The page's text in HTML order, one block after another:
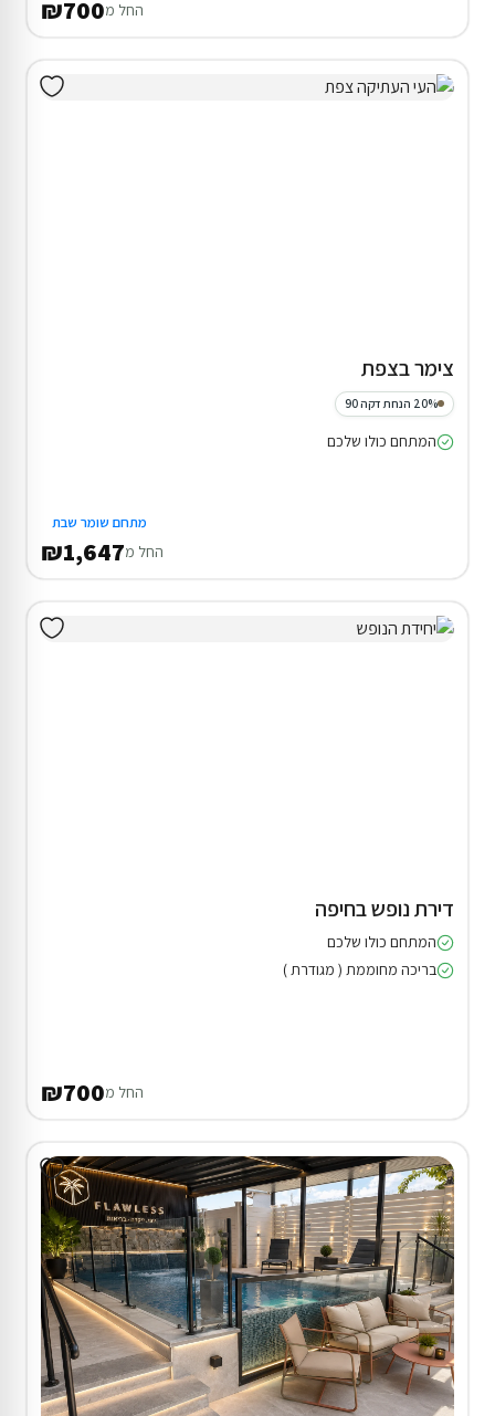
החל מ₪700
צימר בצפת
20% הנחת דקה 90
המתחם כולו שלכם
מתחם שומר שבת
החל מ₪1,647
דירת נופש בחיפה
המתחם כולו שלכם
בריכה מחוממת ( מגודרת )
החל מ₪700